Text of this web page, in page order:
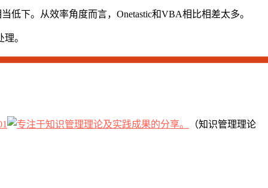
低下。从效率角度而言，Onetastic和VBA相比相差太多。
。
（知识管理理论